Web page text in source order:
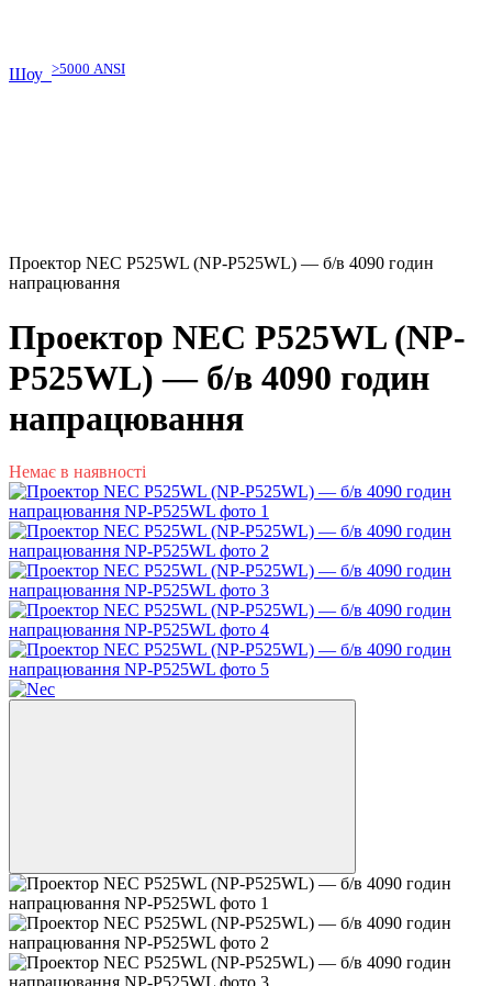
Шоу >5000 ANSI
Проектор NEC P525WL (NP-P525WL) — б/в 4090 годин
напрацювання
Проектор NEC P525WL (NP-
P525WL) — б/в 4090 годин
напрацювання
Немає в наявності